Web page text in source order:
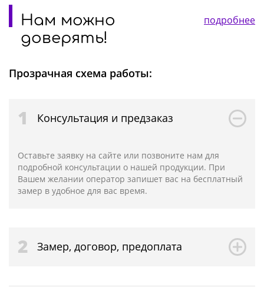
Нам можно
доверять!
подробнее
Прозрачная схема работы:
1 Консультация и предзаказ
Оставьте заявку на сайте или позвоните нам для
подробной консультации о нашей продукции. При
Вашем желании оператор запишет вас на бесплатный
замер в удобное для вас время.
2 Замер, договор, предоплата